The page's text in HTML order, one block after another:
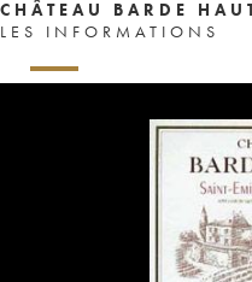
CHÂTEAU BARDE
LES INFORMATIONS